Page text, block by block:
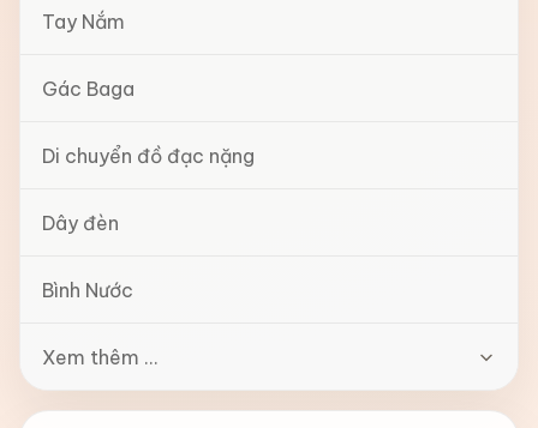
Tay Nắm
Gác Baga
Di chuyển đồ đạc nặng
Dây đèn
Bình Nước
Xem thêm ...